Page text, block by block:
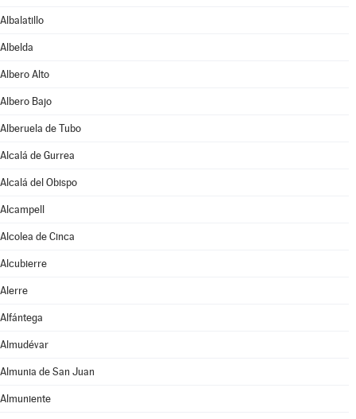
Albalatillo
Albelda
Albero Alto
Albero Bajo
Alberuela de Tubo
Alcalá de Gurrea
Alcalá del Obispo
Alcampell
Alcolea de Cinca
Alcubierre
Alerre
Alfántega
Almudévar
Almunia de San Juan
Almuniente